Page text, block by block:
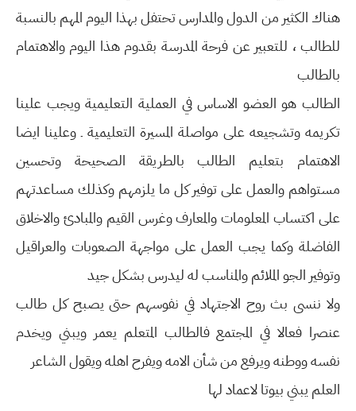
هناك الكثير من الدول والمدارس تحتفل بهذا اليوم المهم بالنسبة
للطالب ، للتعبير عن فرحة المدرسة بقدوم هذا اليوم والاهتمام
بالطالب
الطالب هو العضو الاساس في العملية التعليمية ويجب علينا
تكريمه وتشجيعه على مواصلة المسيرة التعليمية ـ وعلينا ايضا
الاهتمام بتعليم الطالب بالطريقة الصحيحة وتحسين
مستواهم والعمل على توفير كل ما يلزمهم وكذلك مساعدتهم
على اكتساب المعلومات والمعارف وغرس القيم والمبادئ والاخلاق
الفاضلة وكما يجب العمل على مواجهة الصعوبات والعراقيل
وتوفير الجو الملائم والمناسب له ليدرس بشكل جيد
ولا ننسى بث روح الاجتهاد في نفوسهم حتى يصبح كل طالب
عنصرا فعالا في المجتمع فالطالب المتعلم يعمر ويبني ويخدم
نفسه ووطنه ويرفع من شأن الامه ويفرح اهله ويقول الشاعر
العلم يبني بيوتا لاعماد لها